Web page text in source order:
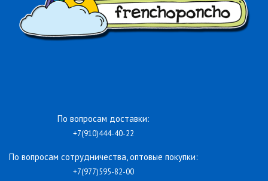
По вопросам доставки:
+7(910)444-40-22
По вопросам сотрудничества, оптовые покупки:
+7(977)595-82-00